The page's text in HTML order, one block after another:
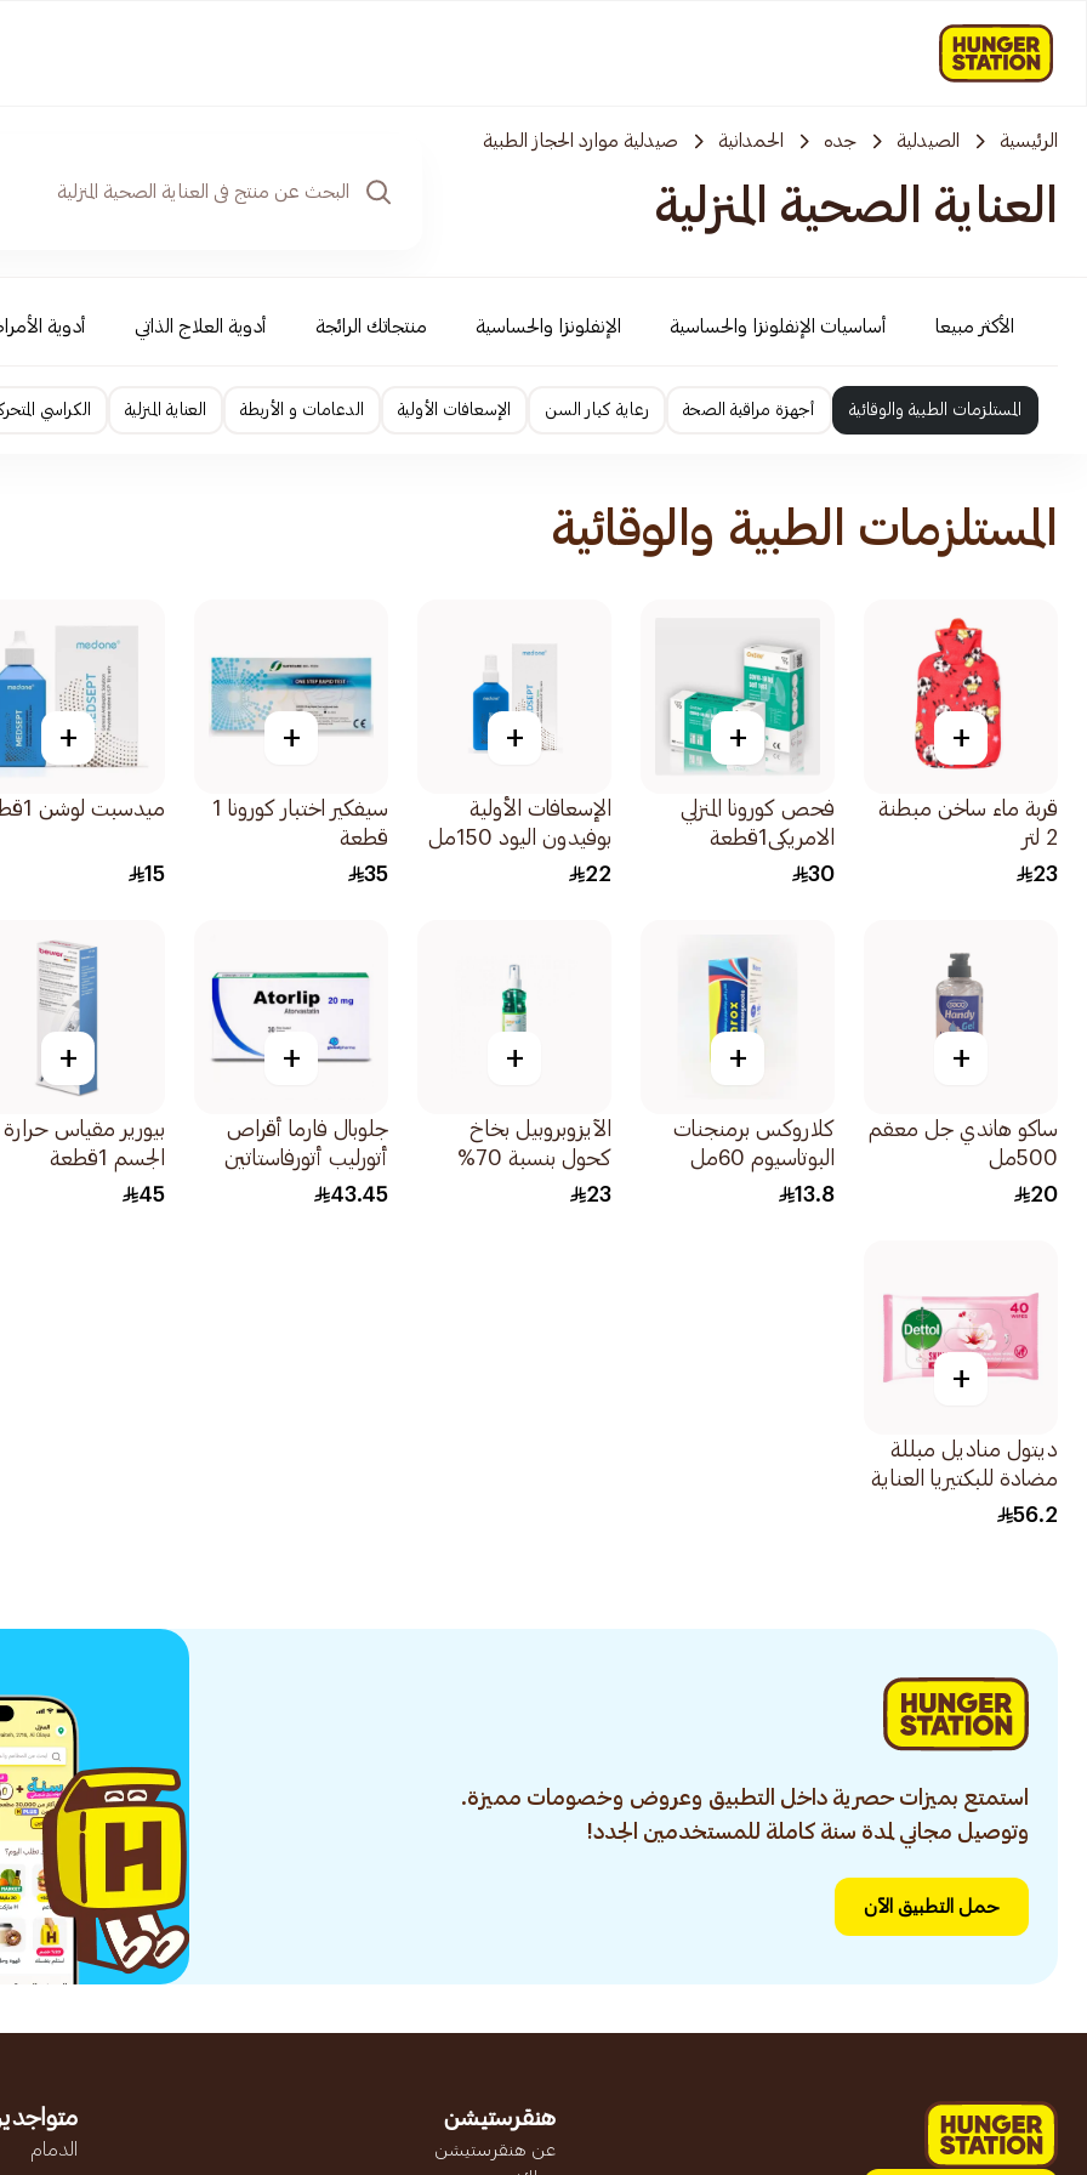
الرئيسية الصيدلية جده الحمدانية صيدلية موارد الحجاز الطبية
العناية الصحية المنزلية
الأكثر مبيعا أساسيات الإنفلونزا والحساسية الإنفلونزا والحساسية منتجاتك الرائجة أدوية العلاج الذاتي أدوية
المستلزمات الطبية والوقائية أجهزة مراقبة الصحة رعاية كبار السن الإسعافات الأولية الدعامات و الأربطة العناية المنزلية الكراسي
المستلزمات الطبية والوقائية
+
قربة ماء ساخن مبطنة
2 لتر
23
+
فحص كورونا المنزلي
الامريكي1قطعة
30
+
الإسعافات الأولية
بوفيدون اليود 150مل
22
+
سيفكير اختبار كورونا 1
قطعة
35
+
ميدسبت لوشن 1قطعة
15
+
ساكو هاندي جل معقم
500مل
20
+
كلاروكس برمنجنات
البوتاسيوم 60مل
13.8
+
الآيزوبروبيل بخاخ
كحول بنسبة 70%
220مل
23
+
جلوبال فارما أقراص
أتورليب أتورفاستاتين
20ملجم 30قطعة
43.45
+
بيورير مقياس حرارة
الجسم 1قطعة
45
+
ديتول مناديل مبللة
مضادة للبكتيريا العناية
بالبشرة 40 منديل
56.2
استمتع بميزات حصرية داخل التطبيق وعروض وخصومات مميزة.
وتوصيل مجاني لمدة سنة كاملة للمستخدمين الجدد!
حمل التطبيق الآن
هنقرستيشن
عن هنقرستيشن
الدمام